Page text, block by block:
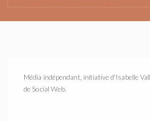
Média indépendant, initiative d'Isabelle
de Social Web.